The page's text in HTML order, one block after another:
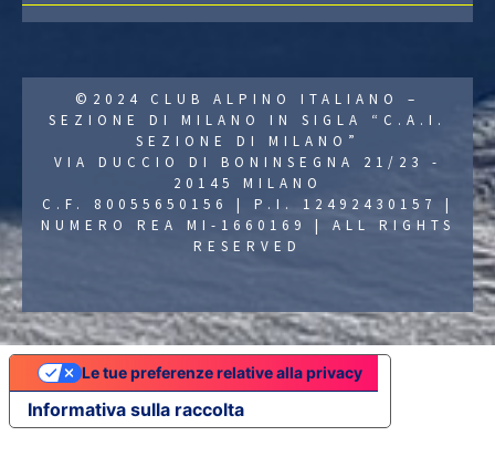
©2024 CLUB ALPINO ITALIANO –
SEZIONE DI MILANO IN SIGLA “C.A.I.
SEZIONE DI MILANO”
VIA DUCCIO DI BONINSEGNA 21/23 -
20145 MILANO
C.F. 80055650156 | P.I. 12492430157 |
NUMERO REA MI-1660169 | ALL RIGHTS
RESERVED
Informativa sulla raccolta
Le tue preferenze relative alla privacy